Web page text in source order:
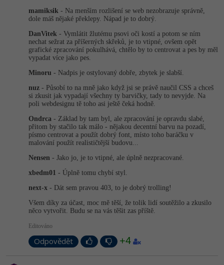
mamiksik - Na menším rozlišení se web nezobrazuje správně,
dole máš nějaké překlepy. Nápad je to dobrý.
DanVitek - Vymlátit žlutému psovi oči kostí a potom se ním
nechat sežrat za příšerných skřeků, je to vtipné, ovšem opět
grafické zpracování pokulhává, chtělo by to centrovat a pes by měl
vypadat více jako pes.
Minoru - Nadpis je ostylovaný dobře, zbytek je slabší.
nuz - Působí to na mně jako když jsi se právě naučil CSS a chceš
si zkusit jak vypadají všechny ty barvičky, tady to nevyjde. Na
poli webdesignu tě toho asi ještě čeká hodně.
Ondrca - Základ by tam byl, ale zpracování je opravdu slabé,
přitom by stačilo tak málo - nějakou decentní barvu na pozadí,
písmo centrovat a použít dobrý font, místo toho baráčku v
malování použít realističtější budovu...
Nensen - Jako jo, je to vtipné, ale úplně nezpracované.
xbedm01 - Úplně tomu chybí styl.
next-x - Dát sem pravou 403, to je dobrý trolling!
Všem díky za účast, moc mě těší, že tolik lidí soutěžilo a zkusilo
něco vytvořit. Budu se na vás těšit zas příště.
Editováno
Odpovědět +4